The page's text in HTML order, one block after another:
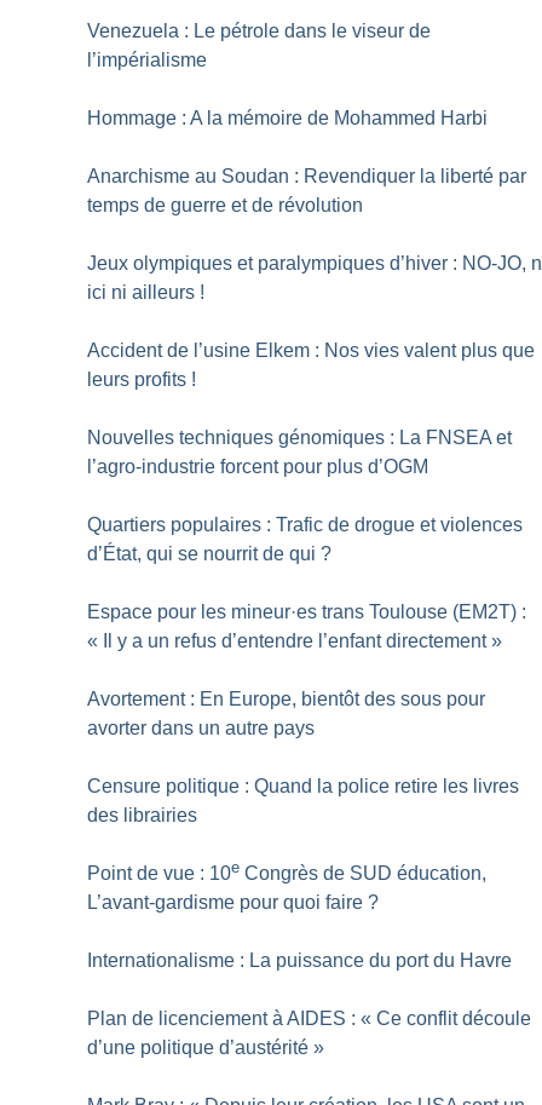
Venezuela : Le pétrole dans le viseur de
l’impérialisme
Hommage : A la mémoire de Mohammed Harbi
Anarchisme au Soudan : Revendiquer la liberté par
temps de guerre et de révolution
Jeux olympiques et paralympiques d’hiver : NO-JO,
ici ni ailleurs !
Accident de l’usine Elkem : Nos vies valent plus que
leurs profits !
Nouvelles techniques génomiques : La FNSEA et
l’agro-industrie forcent pour plus d’OGM
Quartiers populaires : Trafic de drogue et violences
d’État, qui se nourrit de qui ?
Espace pour les mineur·es trans Toulouse (EM2T) :
«
Il y a un refus d’entendre l’enfant directement »
Avortement : En Europe, bientôt des sous pour
avorter dans un autre pays
Censure politique : Quand la police retire les livres
des librairies
Point de vue : 10e Congrès de SUD éducation,
L’avant-gardisme pour quoi faire ?
Internationalisme : La puissance du port du Havre
Plan de licenciement à AIDES : « Ce conflit découle
d’une politique d’austérité »